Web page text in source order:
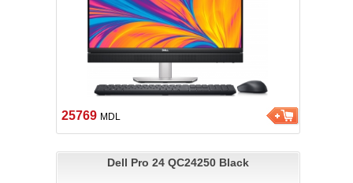
25769 MDL
Dell Pro 24 QC24250 Black